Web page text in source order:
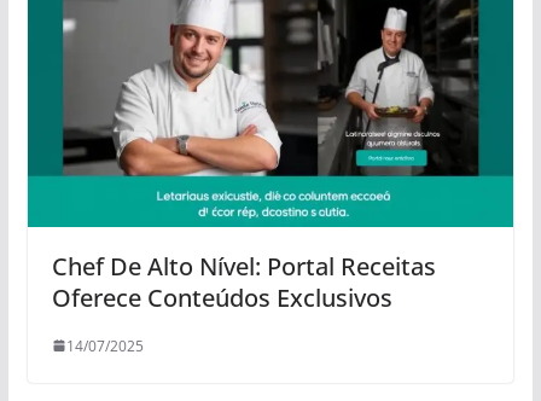
Chef De Alto Nível: Portal Receitas
Oferece Conteúdos Exclusivos
14/07/2025